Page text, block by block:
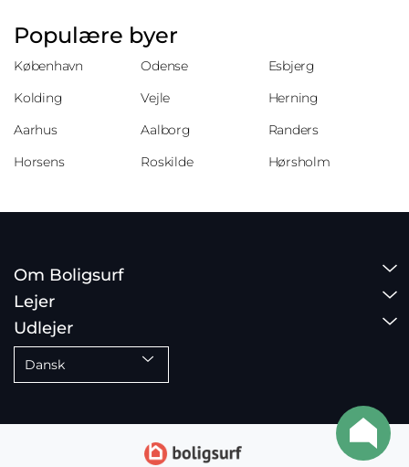
Populære byer
København Odense
Esbjerg
Kolding
Vejle
Herning
Aarhus
Aalborg
Randers
Horsens
Roskilde Hørsholm
Om Boligsurf
Lejer
Udlejer